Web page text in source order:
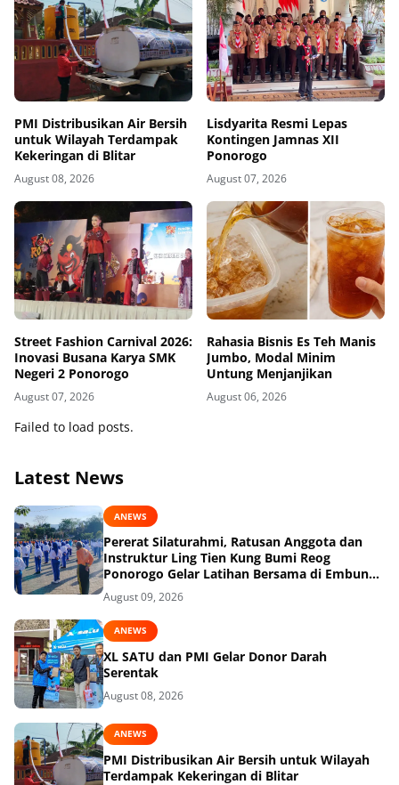
PMI Distribusikan Air Bersih
untuk Wilayah Terdampak
Kekeringan di Blitar
August 08, 2026
Lisdyarita Resmi Lepas
Kontingen Jamnas XII
Ponorogo
August 07, 2026
Street Fashion Carnival 2026:
Inovasi Busana Karya SMK
Negeri 2 Ponorogo
August 07, 2026
Rahasia Bisnis Es Teh Manis
Jumbo, Modal Minim
Untung Menjanjikan
August 06, 2026
Failed to load posts.
Latest News
ANEWS
Pererat Silaturahmi, Ratusan Anggota dan
Instruktur Ling Tien Kung Bumi Reog
Ponorogo Gelar Latihan Bersama di Embung
Pakel
August 09, 2026
ANEWS
XL SATU dan PMI Gelar Donor Darah
Serentak
August 08, 2026
ANEWS
PMI Distribusikan Air Bersih untuk Wilayah
Terdampak Kekeringan di Blitar